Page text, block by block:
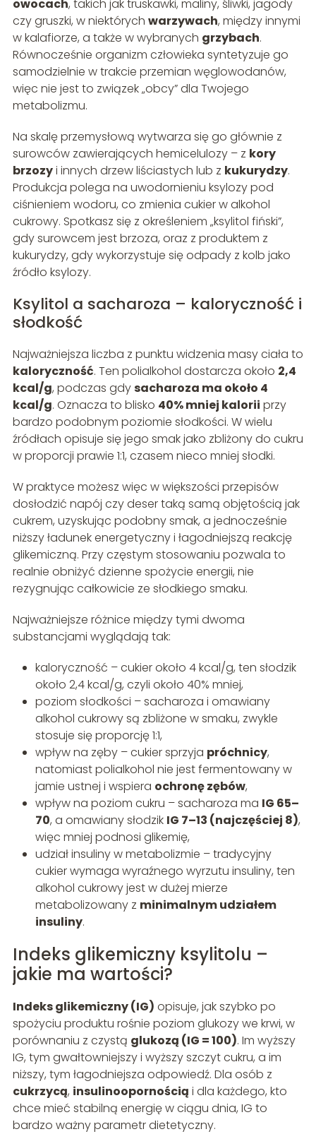
owocach, takich jak truskawki, maliny, śliwki, jagody
czy gruszki, w niektórych warzywach, między innymi
w kalafiorze, a także w wybranych grzybach.
Równocześnie organizm człowieka syntetyzuje go
samodzielnie w trakcie przemian węglowodanów,
więc nie jest to związek „obcy” dla Twojego
metabolizmu.
Na skalę przemysłową wytwarza się go głównie z
surowców zawierających hemicelulozy – z kory
brzozyi innych drzew liściastych lub z kukurydzy.
Produkcja polega na uwodornieniu ksylozy pod
ciśnieniem wodoru, co zmienia cukier w alkohol
cukrowy. Spotkasz się z określeniem „ksylitol fiński”,
gdy surowcem jest brzoza, oraz z produktem z
kukurydzy, gdy wykorzystuje się odpady z kolb jako
źródło ksylozy.
Ksylitol a sacharoza – kaloryczność i
słodkość
Najważniejsza liczba z punktu widzenia masy ciała to
kaloryczność. Ten polialkohol dostarcza około 2,4
kcal/g, podczas gdysacharoza ma około 4
kcal/g. Oznacza to blisko 40% mniej kalorii przy
bardzo podobnym poziomie słodkości. W wielu
źródłach opisuje się jego smak jako zbliżony do cukru
w proporcji prawie 1:1, czasem nieco mniej słodki.
W praktyce możesz więc w większości przepisów
dosłodzić napój czy deser taką samą objętością jak
cukrem, uzyskując podobny smak, a jednocześnie
niższy ładunek energetyczny i łagodniejszą reakcję
glikemiczną. Przy częstym stosowaniu pozwala to
realnie obniżyć dzienne spożycie energii, nie
rezygnując całkowicie ze słodkiego smaku.
Najważniejsze różnice między tymi dwoma
substancjami wyglądają tak:
kaloryczność – cukier około 4 kcal/g, ten słodzik
około 2,4 kcal/g, czyli około 40% mniej,
poziom słodkości – sacharoza i omawiany
alkohol cukrowy są zbliżone w smaku, zwykle
stosuje się proporcję 1:1,
wpływ na zęby – cukier sprzyja próchnicy,
natomiast polialkohol nie jest fermentowany w
jamie ustnej i wspiera ochronę zębów,
wpływ na poziom cukru – sacharoza ma IG 65–
70, a omawiany słodzik IG 7–13 (najczęściej 8),
więc mniej podnosi glikemię,
udział insuliny w metabolizmie – tradycyjny
cukier wymaga wyraźnego wyrzutu insuliny, ten
alkohol cukrowy jest w dużej mierze
metabolizowany z minimalnym udziałem
insuliny.
Indeks glikemiczny ksylitolu –
jakie ma wartości?
Indeks glikemiczny (IG) opisuje, jak szybko po
spożyciu produktu rośnie poziom glukozy we krwi, w
porównaniu z czystą glukozą (IG = 100). Im wyższy
IG, tym gwałtowniejszy i wyższy szczyt cukru, a im
niższy, tym łagodniejsza odpowiedź. Dla osób z
cukrzycą, insulinoopornością i dla każdego, kto
chce mieć stabilną energię w ciągu dnia, IG to
bardzo ważny parametr dietetyczny.